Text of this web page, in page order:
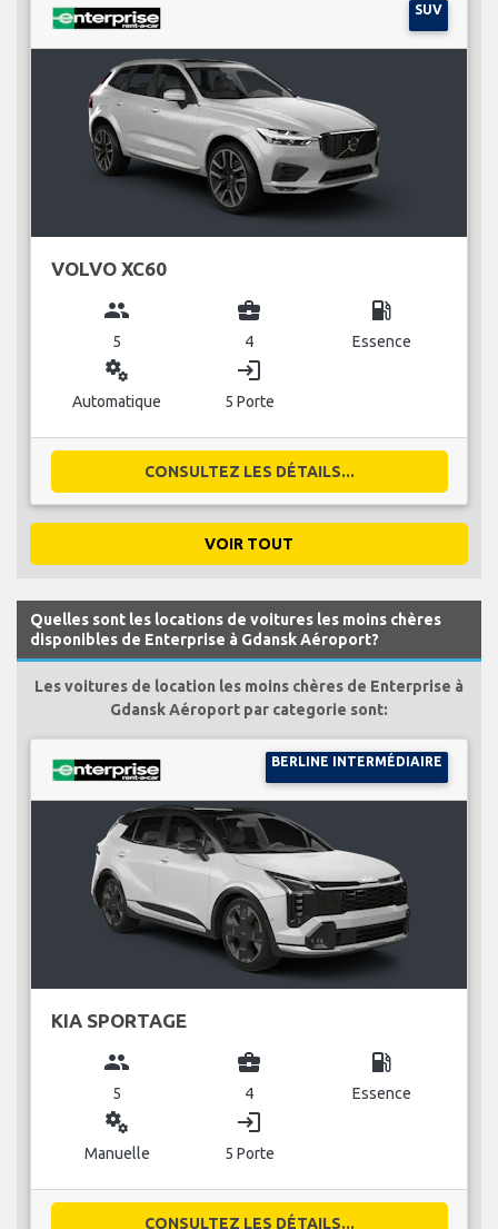
SUV
VOLVO XC60
group
5
business_center
4
local_gas_station
Essence
miscellaneous_services
Automatique
login
5 Porte
CONSULTEZ LES DÉTAILS...
VOIR TOUT
Quelles sont les locations de voitures les moins chères
disponibles de Enterprise à Gdansk Aéroport?
Les voitures de location les moins chères de Enterprise à
Gdansk Aéroport par categorie sont:
BERLINE INTERMÉDIAIRE
KIA SPORTAGE
group
5
business_center
4
local_gas_station
Essence
miscellaneous_services
Manuelle
login
5 Porte
CONSULTEZ LES DÉTAILS...